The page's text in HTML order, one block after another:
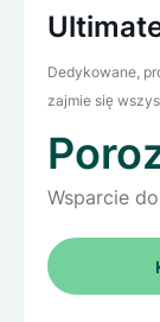
E-mail
Dedykowane,
zajmie się
Wsparcie